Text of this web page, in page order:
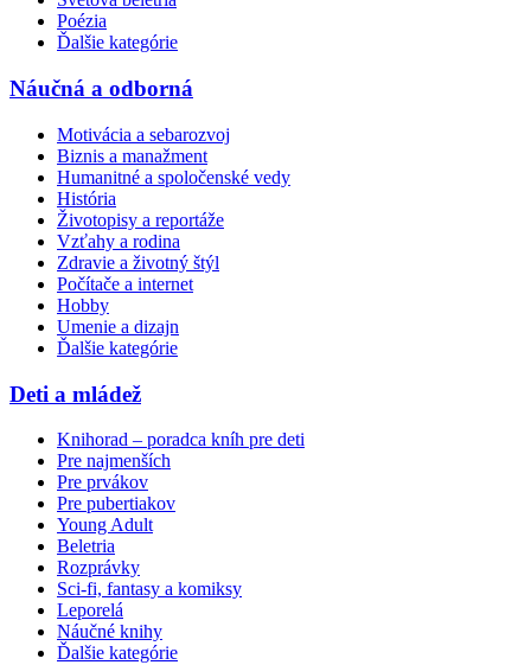
Poézia
Ďalšie kategórie
Náučná a odborná
Motivácia a sebarozvoj
Biznis a manažment
Humanitné a spoločenské vedy
História
Životopisy a reportáže
Vzťahy a rodina
Zdravie a životný štýl
Počítače a internet
Hobby
Umenie a dizajn
Ďalšie kategórie
Deti a mládež
Knihorad – poradca kníh pre deti
Pre najmenších
Pre prvákov
Pre pubertiakov
Young Adult
Beletria
Rozprávky
Sci-fi, fantasy a komiksy
Leporelá
Náučné knihy
Ďalšie kategórie